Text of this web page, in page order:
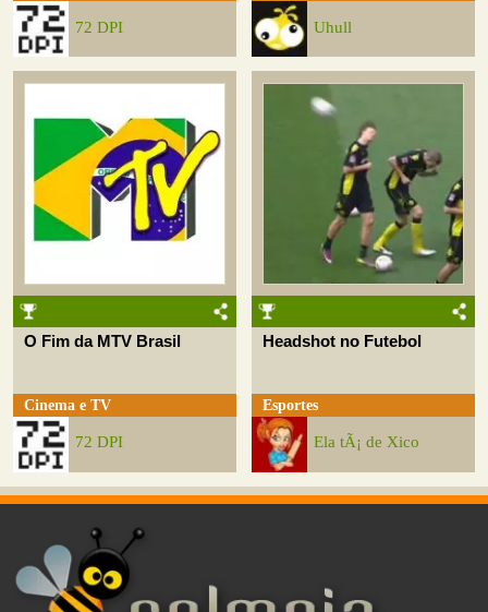
72 DPI Uhull
O Fim da MTV Brasil
Cinema e TV
72 DPI
Headshot no Futebol
Esportes
Ela tÃ¡ de Xico